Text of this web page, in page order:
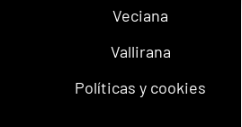
Veciana
Vallirana
Políticas y cookies